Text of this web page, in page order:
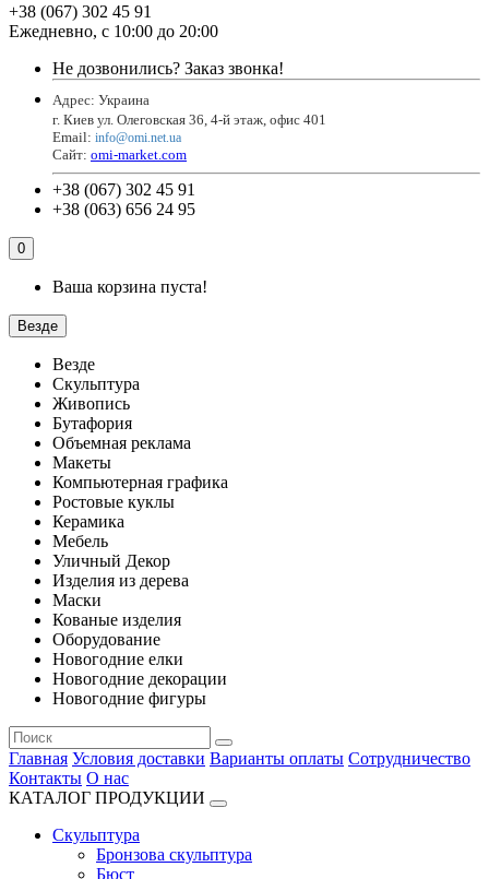
+38 (067) 302 45 91
Ежедневно, с 10:00 до 20:00
Не дозвонились? Заказ звонка!
Адрес: Украина
г. Киев ул. Олеговская 36, 4-й этаж, офис 401
Email: info@omi.net.ua
Сайт: omi-market.com
+38 (067) 302 45 91
+38 (063) 656 24 95
0
Ваша корзина пуста!
Везде
Везде
Скульптура
Живопись
Бутафория
Объемная реклама
Макеты
Компьютерная графика
Ростовые куклы
Керамика
Мебель
Уличный Декор
Изделия из дерева
Маски
Кованые изделия
Оборудование
Новогодние елки
Новогодние декорации
Новогодние фигуры
Главная Условия доставки Варианты оплаты Сотрудничество
Контакты О нас
КАТАЛОГ ПРОДУКЦИИ
Скульптура
Бронзова скульптура
Бюст